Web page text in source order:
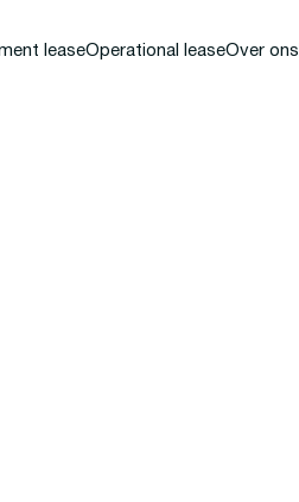
leaseOperational leaseOver ons